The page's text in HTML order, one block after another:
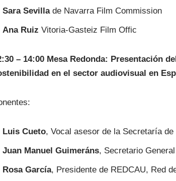
Sara Sevillade Navarra Film Commission
Ana RuizVitoria-Gasteiz Film Offic
– 14:00 Mesa Redonda: Presentación
en el sector audiovisual en
Luis Cueto, Vocal asesor de la Secretaría
Juan Manuel Guimeráns, Secretario
Rosa García, Presidente de REDCAU, Red